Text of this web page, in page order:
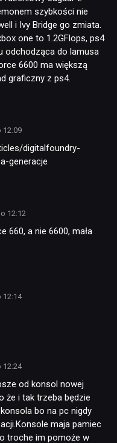
szybkości nie
i Ivy Bridge go zmiata.
one to 1.2GFlops, ps4
odchodząca do lamusa
6600 ma większą
graficzny z ps4.
12:09
digitalfoundry-
generacje
12:12
660, a nie 6600, mała
12:14
12:24
od konsol nowej
że i tak trzeba będzie
bo na pc nigdy
maja pamiec
troche im pomoże w